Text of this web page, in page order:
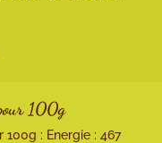
100g
: Energie : 467